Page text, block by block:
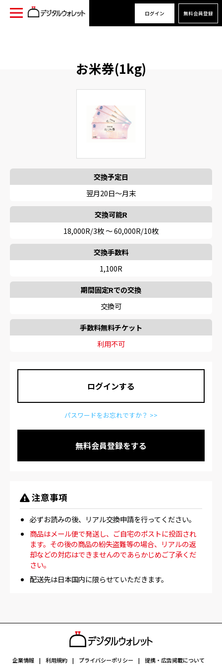
ログイン 無料会員登録
お米券(1kg)
交換予定日
翌月20日〜月末
交換可能R
18,000R/3枚 〜 60,000R/10枚
交換手数料
1,100R
期間固定Rでの交換
交換可
手数料無料チケット
利用不可
ログインする
パスワードをお忘れですか？ >>
無料会員登録をする
注意事項
必ずお読みの後、リアル交換申請を行ってください。
商品はメール便で発送し、ご自宅のポストに投函され
ます。その後の商品の紛失盗難等の場合、リアルの返
却などの対応はできませんのであらかじめご了承くだ
さい。
配送先は日本国内に限らせていただきます。
申請後に住所変更された場合は、申請後1週間以内に弊
社と委託先のJマーケットへ必ずご連絡をお願い致しま
万が一、宛先不明等でお届けできなかった場合
す。
企業情報 利用規約 プライバシーポリシー 提携・広告掲載について